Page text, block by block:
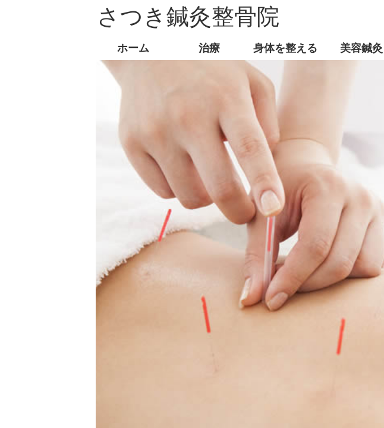
さつき鍼灸整骨院
ホーム
初めての方
治療
こどものケガ 痛みの治療
身体を整える
ボディケア
アロマトリートメント
ラジオ波ボディケア
美容鍼灸